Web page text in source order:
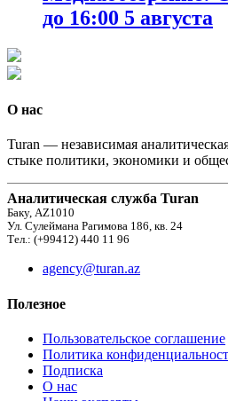
до 16:00 5 августа
О нас
Turan — независимая
стыке политики, экономики и
Аналитическая служба Turan
Баку, AZ1010
Ул. Сулеймана Рагимова 186, кв. 24
Тел.: (+99412) 440 11 96
agency@turan.az
Полезное
Пользовательское соглашение
Политика
Подписка
О нас